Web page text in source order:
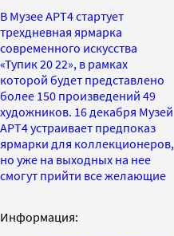
В Музее АРТ4 стартует
трехдневная ярмарка
современного искусства
«Тупик 20 22», в рамках
которой будет представлено
более 150 произведений 49
художников. 16 декабря Музей
АРТ4 устраивает предпоказ
ярмарки для коллекционеров,
но уже на выходных на нее
смогут прийти все желающие
Информация: